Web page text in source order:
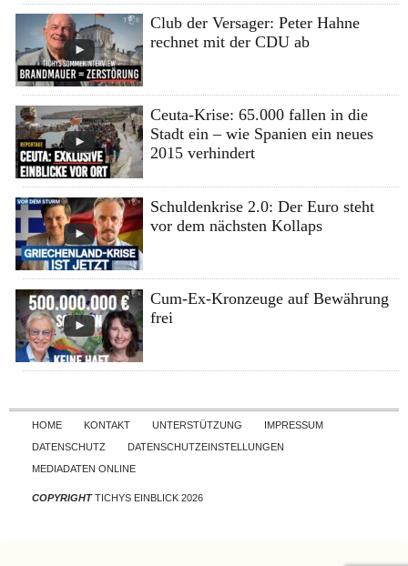
Club der Versager: Peter Hahne
rechnet mit der CDU ab
Ceuta-Krise: 65.000 fallen in die
Stadt ein – wie Spanien ein neues
2015 verhindert
Schuldenkrise 2.0: Der Euro steht
vor dem nächsten Kollaps
Cum-Ex-Kronzeuge auf Bewährung
frei
Skip to content
HOME KONTAKT UNTERSTÜTZUNG
IMPRESSUM
DATENSCHUTZ
DATENSCHUTZEINSTELLUNGEN
MEDIADATEN ONLINE
COPYRIGHTTICHYS EINBLICK 2026